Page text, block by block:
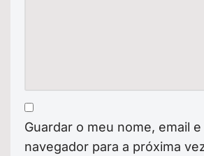
Guardar o meu nome, email
navegador para a próxima